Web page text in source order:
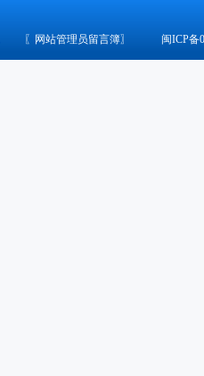
〖 网站管理员留言簿〗 闽ICP备